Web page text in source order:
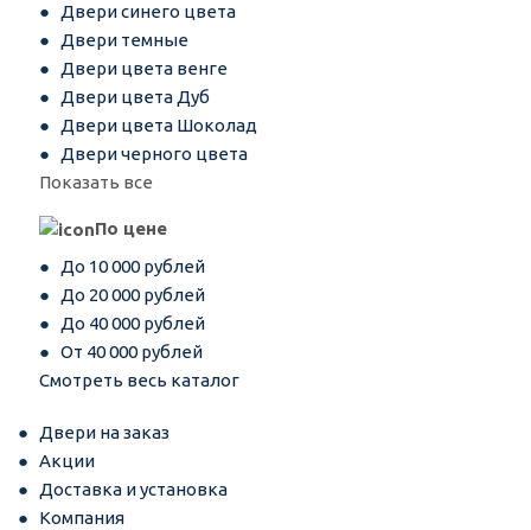
Двери синего цвета
Двери темные
Двери цвета венге
Двери цвета Дуб
Двери цвета Шоколад
Двери черного цвета
Показать все
По цене
До 10 000 рублей
До 20 000 рублей
До 40 000 рублей
От 40 000 рублей
Смотреть весь каталог
Двери на заказ
Акции
Доставка и установка
Компания